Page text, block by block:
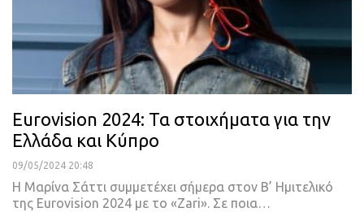
Eurovision 2024: Τα στοιχήματα για την
Ελλάδα και Κύπρο
09/05/2024 20:48
Η Μαρίνα Σάττι συμμετέχει σήμερα στον Β’ Ημιτελικό
της Eurovision 2024 με το «Zari». Σε ποια…